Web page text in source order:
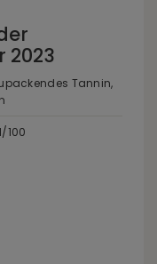
2023
Tannin,
100